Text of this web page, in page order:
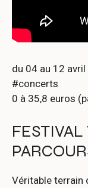
du 04 au 12 avril
#concerts
0 à 35,8 euros
FESTIVAL
Véritable terrain